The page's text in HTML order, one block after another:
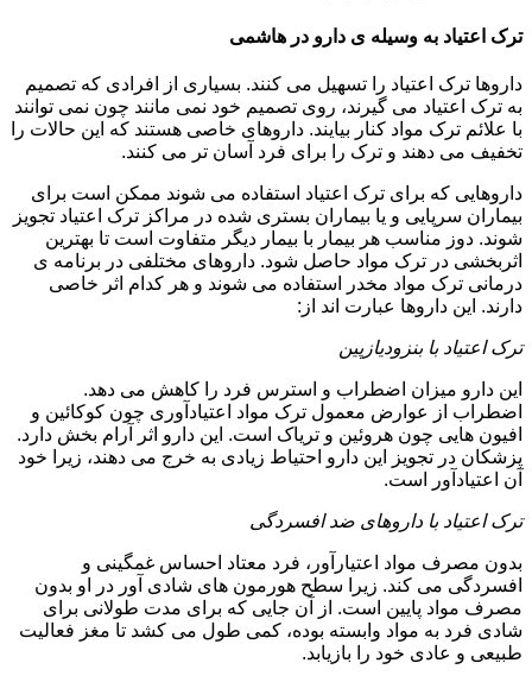
ترک اعتیاد به وسیله ی دارو در هاشمی
داروها ترک اعتیاد را تسهیل می کنند. بسیاری از افرادی که تصمیم
به ترک اعتیاد می گیرند، روی تصمیم خود نمی مانند چون نمی توانند
با علائم ترک مواد کنار بیایند. داروهای خاصی هستند که این حالات را
تخفیف می دهند و ترک را برای فرد آسان تر می کنند.
داروهایی که برای ترک اعتیاد استفاده می شوند ممکن است برای
بیماران سرپایی و یا بیماران بستری شده در مراکز ترک اعتیاد تجویز
شوند. دوز مناسب هر بیمار با بیمار دیگر متفاوت است تا بهترین
اثربخشی در ترک مواد حاصل شود. داروهای مختلفی در برنامه ی
درمانی ترک مواد مخدر استفاده می شوند و هر کدام اثر خاصی
دارند. این داروها عبارت اند از:
ترک اعتیاد با بنزودیازپین
این دارو میزان اضطراب و استرس فرد را کاهش می دهد.
اضطراب از عوارض معمول ترک مواد اعتیادآوری چون کوکائین و
افیون هایی چون هروئین و تریاک است. این دارو اثر آرام بخش دارد.
پزشکان در تجویز این دارو احتیاط زیادی به خرج می دهند، زیرا خود
آن اعتیادآور است.
ترک اعتیاد با داروهای ضد افسردگی
بدون مصرف مواد اعتیارآور، فرد معتاد احساس غمگینی و
افسردگی می کند. زیرا سطح هورمون های شادی آور در او بدون
مصرف مواد پایین است. از آن جایی که برای مدت طولانی برای
شادی فرد به مواد وابسته بوده، کمی طول می کشد تا مغز فعالیت
طبیعی و عادی خود را بازیابد.